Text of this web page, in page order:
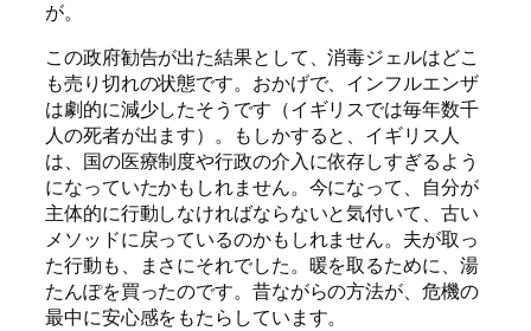
が。
この政府勧告が出た結果として、消毒ジェルはどこ
も売り切れの状態です。おかげで、インフルエンザ
は劇的に減少したそうです（イギリスでは毎年数千
人の死者が出ます）。もしかすると、イギリス人
は、国の医療制度や行政の介入に依存しすぎるよう
になっていたかもしれません。今になって、自分が
主体的に行動しなければならないと気付いて、古い
メソッドに戻っているのかもしれません。夫が取っ
た行動も、まさにそれでした。暖を取るために、湯
たんぽを買ったのです。昔ながらの方法が、危機の
最中に安心感をもたらしています。